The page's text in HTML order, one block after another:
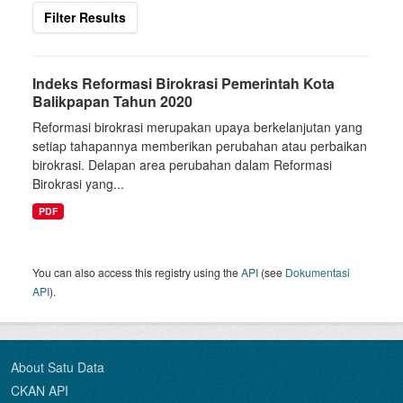
Filter Results
Indeks Reformasi Birokrasi Pemerintah Kota
Balikpapan Tahun 2020
Reformasi birokrasi merupakan upaya berkelanjutan yang
setiap tahapannya memberikan perubahan atau perbaikan
birokrasi. Delapan area perubahan dalam Reformasi
Birokrasi yang...
PDF
You can also access this registry using theAPI (see Dokumentasi
API).
About Satu Data
CKAN API